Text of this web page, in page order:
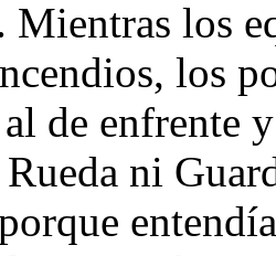
Mientras los
los
de enfrente
ni